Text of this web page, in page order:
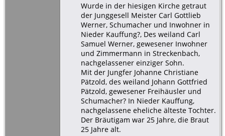
Wurde in der hiesigen Kirche getraut
der Junggesell Meister Carl Gottlieb
Werner, Schumacher und Inwohner in
Nieder Kauffung?, Des weiland Carl
Samuel Werner, gewesener Inwohner
und Zimmermann in Streckenbach,
nachgelassener einziger Sohn.
Mit der Jungfer Johanne Christiane
Pätzold, des weiland Johann Gottfried
Pätzold, gewesener Freihäusler und
Schumacher? In Nieder Kauffung,
nachgelassene eheliche älteste Tochter.
Der Bräutigam war 25 Jahre, die Braut
25 Jahre alt.